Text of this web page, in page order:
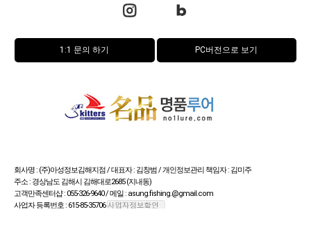
1:1 문의 하기 PC버전으로 보기
회사명 : (주)아성정보김해지점 / 대표자 : 김창범 / 개인정보관리 책임자 : 김미주
주소 : 경상남도 김해시 김해대로2685 (지내동)
고객만족센터샵 : 055-326-9640 / 메일 : asung.fishing.@gmail.com
사업자 등록번호 : 615-85-35706